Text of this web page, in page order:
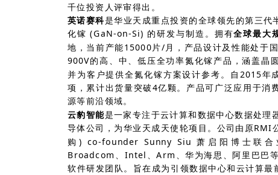
千位投资人评审得出。
英诺赛科是华业天成重点投资的全球领先的第三代
化镓 (GaN-on-Si) 的研发与制造。拥有全球最大
地，当前产能15000片/月，产品设计及性能处于
900V的高、中、低压全功率氮化镓产品，涵盖晶
并为客户提供全氮化镓方案设计参考。自2015年
项，累计出货量突破4亿颗。产品可广泛应用于消
源等前沿领域。
云豹智能是一家专注于云计算和数据中心数据处理
导体公司，为华业天成天使轮项目。公司由原
购) co-founder Sunny Siu 萧启阳博士联
Broadcom、Intel、Arm、华为海思、阿里巴巴
软件研发团队。旨在成为引领数据中心和云计算最